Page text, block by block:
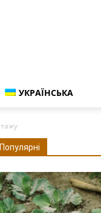
УКРАЇНСЬКА
Популярні